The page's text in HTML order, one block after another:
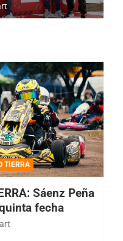
TIERRA
Sáenz Peña
fecha